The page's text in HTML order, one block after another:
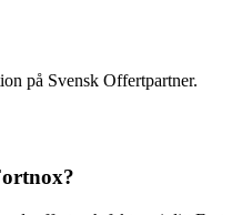
på Svensk Offertpartner.